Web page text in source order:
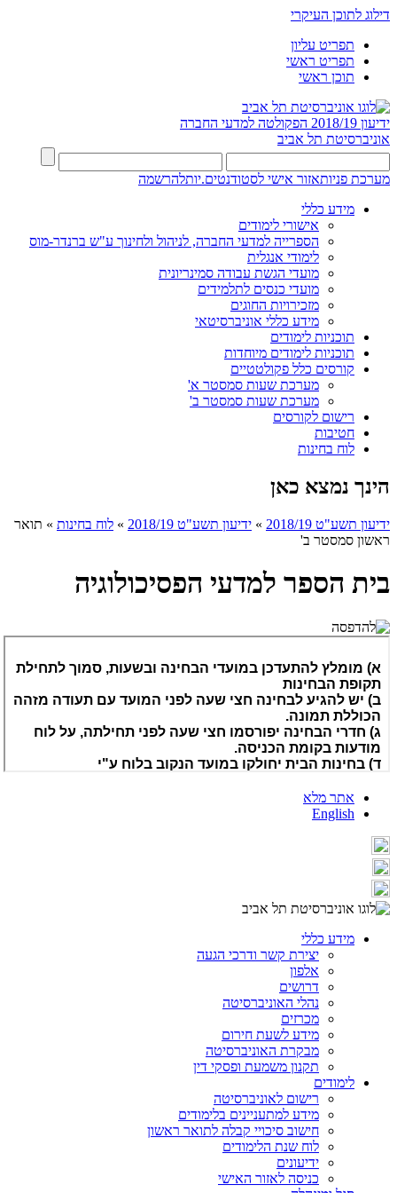
דילוג לתוכן העיקרי
תפריט עליון
תפריט ראשי
תוכן ראשי
ידיעון 2018/19
הפקולטה למדעי החברה
אוניברסיטת תל אביב
מערכת פניותאזור אישי לסטודנטים.יותלהרשמה
מידע כללי
אישורי לימודים
הספרייה למדעי החברה, לניהול ולחינוך ע"ש ברנדר-מוס
לימודי אנגלית
מועדי הגשת עבודה סמינריונית
מועדי כנסים לתלמידים
מזכירויות החוגים
מידע כללי אוניברסיטאי
תוכניות לימודים
תוכניות לימודים מיוחדות
קורסים כלל פקולטטיים
מערכת שעות סמסטר א'
מערכת שעות סמסטר ב'
רישום לקורסים
חטיבות
לוח בחינות
הינך נמצא כאן
ידיעון תשע"ט 2018/19 » ידיעון תשע"ט 2018/19 » לוח בחינות » תואר
ראשון סמסטר ב'
בית הספר למדעי הפסיכולוגיה
אתר מלא
English
מידע כללי
יצירת קשר ודרכי הגעה
אלפון
דרושים
נהלי האוניברסיטה
מכרזים
מידע לשעת חירום
מבקרת האוניברסיטה
תקנון משמעת ופסקי דין
לימודים
רישום לאוניברסיטה
מידע למתעניינים בלימודים
חישוב סיכויי קבלה לתואר ראשון
לוח שנת הלימודים
ידיעונים
כניסה לאזור האישי